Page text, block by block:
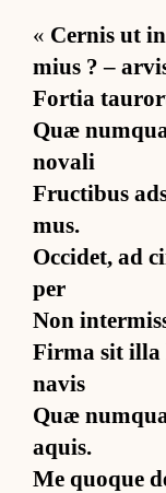
« Cer­nis ut
mius ? –
For­tia
Quæ
no­vali
Fruc­ti­bus
mus.
Oc­ci­det, ad
per
Non
Firma sit illa
na­vis
Quæ
aquis.
Me quo­que